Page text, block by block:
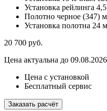
Установка рейлинга
Полотно черное (347)
Установка полотна 24
20 700 руб.
Цена актуальна до 09.08.2026
Цена с установкой
Бесплатный сервис
Заказать расчёт